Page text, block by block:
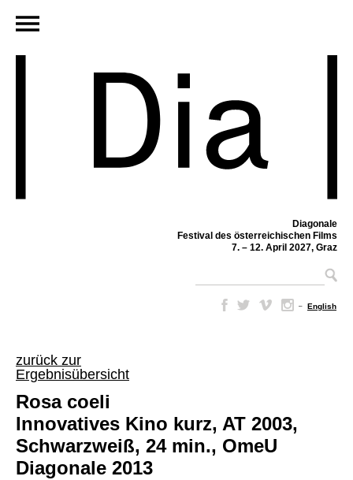
Diagonale
Festival des österreichischen Films
7. – 12. April 2027, Graz
– English
zurück zur
Ergebnisübersicht
Rosa coeli
Innovatives Kino kurz, AT 2003,
Schwarzweiß, 24 min., OmeU
Diagonale 2013